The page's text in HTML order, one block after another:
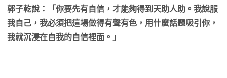
郭子乾說：「你要先有自信，才能夠得到天助人助。我說服
我自己，我必須把這場做得有聲有色，用什麼話題吸引你，
我就沉浸在自我的自信裡面。」